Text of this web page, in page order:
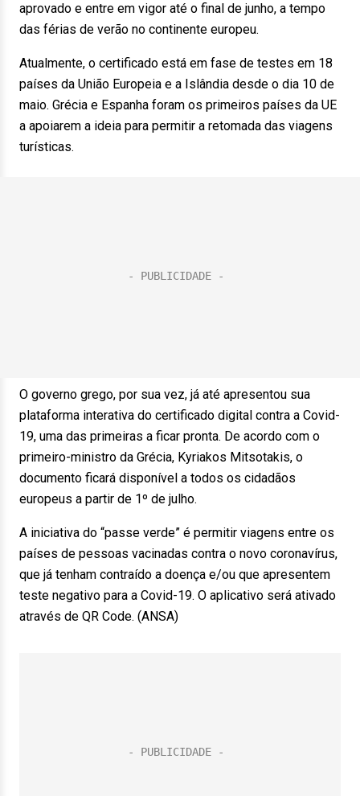
aprovado e entre em vigor até o final de junho, a tempo
das férias de verão no continente europeu.
Atualmente, o certificado está em fase de testes em 18
países da União Europeia e a Islândia desde o dia 10 de
maio. Grécia e Espanha foram os primeiros países da UE
a apoiarem a ideia para permitir a retomada das viagens
turísticas.
O governo grego, por sua vez, já até apresentou sua
plataforma interativa do certificado digital contra a Covid-
19, uma das primeiras a ficar pronta. De acordo com o
primeiro-ministro da Grécia, Kyriakos Mitsotakis, o
documento ficará disponível a todos os cidadãos
europeus a partir de 1º de julho.
A iniciativa do “passe verde” é permitir viagens entre os
países de pessoas vacinadas contra o novo coronavírus,
que já tenham contraído a doença e/ou que apresentem
teste negativo para a Covid-19. O aplicativo será ativado
através de QR Code. (ANSA)